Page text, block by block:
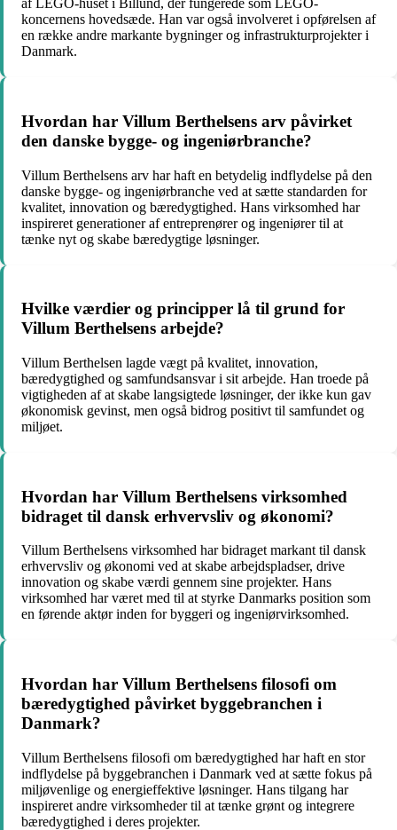
af LEGO-huset i Billund, der fungerede som LEGO-
koncernens hovedsæde. Han var også involveret i opførelsen af
en række andre markante bygninger og infrastrukturprojekter i
Danmark.
Hvordan har Villum Berthelsens arv påvirket
den danske bygge- og ingeniørbranche?
Villum Berthelsens arv har haft en betydelig indflydelse på den
danske bygge- og ingeniørbranche ved at sætte standarden for
kvalitet, innovation og bæredygtighed. Hans virksomhed har
inspireret generationer af entreprenører og ingeniører til at
tænke nyt og skabe bæredygtige løsninger.
Hvilke værdier og principper lå til grund for
Villum Berthelsens arbejde?
Villum Berthelsen lagde vægt på kvalitet, innovation,
bæredygtighed og samfundsansvar i sit arbejde. Han troede på
vigtigheden af at skabe langsigtede løsninger, der ikke kun gav
økonomisk gevinst, men også bidrog positivt til samfundet og
miljøet.
Hvordan har Villum Berthelsens virksomhed
bidraget til dansk erhvervsliv og økonomi?
Villum Berthelsens virksomhed har bidraget markant til dansk
erhvervsliv og økonomi ved at skabe arbejdspladser, drive
innovation og skabe værdi gennem sine projekter. Hans
virksomhed har været med til at styrke Danmarks position som
en førende aktør inden for byggeri og ingeniørvirksomhed.
Hvordan har Villum Berthelsens filosofi om
bæredygtighed påvirket byggebranchen i
Danmark?
Villum Berthelsens filosofi om bæredygtighed har haft en stor
indflydelse på byggebranchen i Danmark ved at sætte fokus på
miljøvenlige og energieffektive løsninger. Hans tilgang har
inspireret andre virksomheder til at tænke grønt og integrere
bæredygtighed i deres projekter.